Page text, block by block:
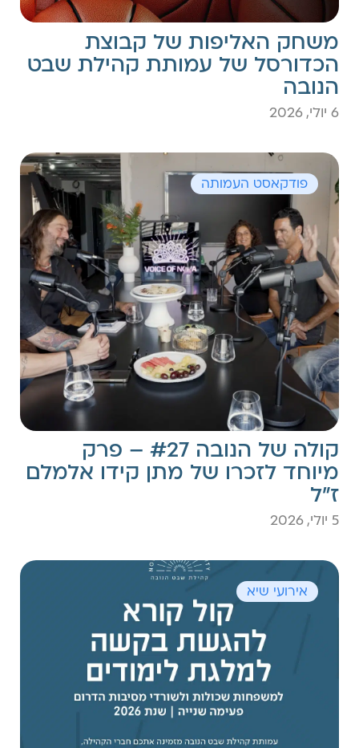
משחק האליפות של קבוצת
הכדורסל של עמותת קהילת שבט
הנובה
6 יולי, 2026
פודקאסט העמותה
קולה של הנובה #27 – פרק
מיוחד לזכרו של מתן קידו אלמלם
ז״ל
5 יולי, 2026
אירועי שיא